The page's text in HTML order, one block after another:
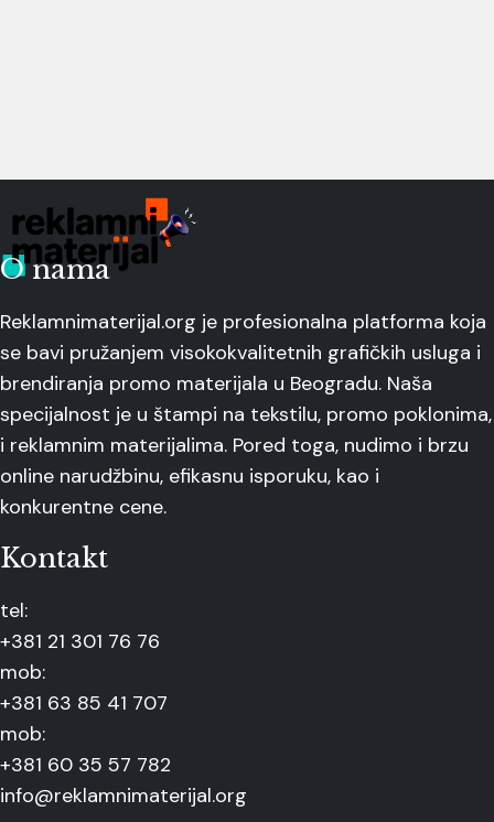
O nama
Reklamnimaterijal.org je profesionalna platforma koja
se bavi pružanjem visokokvalitetnih grafičkih usluga i
brendiranja promo materijala u Beogradu. Naša
specijalnost je u štampi na tekstilu, promo poklonima,
i reklamnim materijalima. Pored toga, nudimo i brzu
online narudžbinu, efikasnu isporuku, kao i
konkurentne cene.
Kontakt
tel:
+381 21 301 76 76
mob:
+381 63 85 41 707
mob:
+381 60 35 57 782
info@reklamnimaterijal.org